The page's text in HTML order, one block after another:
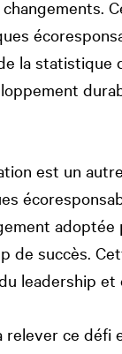
la statistique
est un
adoptée
de succès.
leadership
ce défi